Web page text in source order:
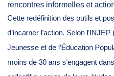
rencontres informelles et
Cette redéfinition des outils et
d’incarner l’action. Selon
Jeunesse et de l’Éducation
moins de 30 ans s’engagent